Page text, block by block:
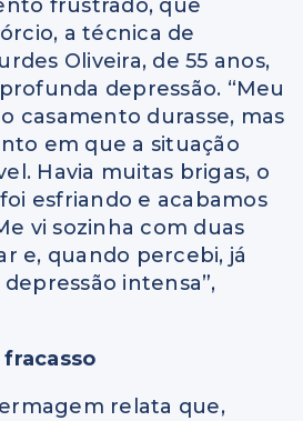
frustrado, que
a técnica de
Oliveira, de 55 anos,
depressão. “Meu
casamento durasse, mas
em que a situação
Havia muitas brigas, o
esfriando e acabamos
vi sozinha com duas
e, quando percebi, já
intensa”,
relata que,